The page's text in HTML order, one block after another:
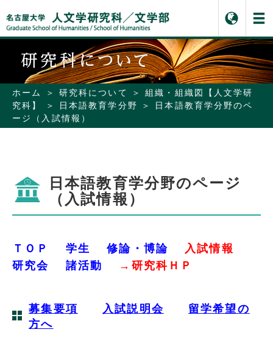
ホーム 研究科について
組織・組織図【人文学研
究科】
日本語教育学分野
日本語教育学分野のペ
ージ（入試情報）
日本語教育学分野のページ
（入試情報）
ＴＯＰ 学生 修論・博論
入試情報
研究会
諸活動 → 研究科ＨＰ
募集要項 入試説明会
留学希望の
方へ